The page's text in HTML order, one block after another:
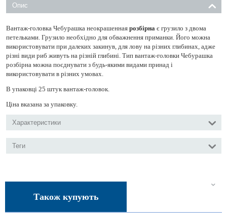
Опис
Вантаж-головка Чебурашка неокрашенная розбірна є грузило з двома
петельками. Грузило необхідно для обважнення приманки. Його можна
використовувати при далеких закинув, для лову на різних глибинах, адже
різні види риб живуть на різній глибині. Тип вантаж-головки Чебурашка
розбірна можна поєднувати з будь-якими видами принад і
використовувати в різних умовах.
В упаковці 25 штук вантаж-головок.
Ціна вказана за упаковку.
Характеристики
Теги
Також купують